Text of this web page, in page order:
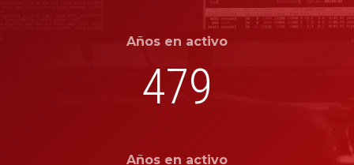
Años en activo
479
Años en activo